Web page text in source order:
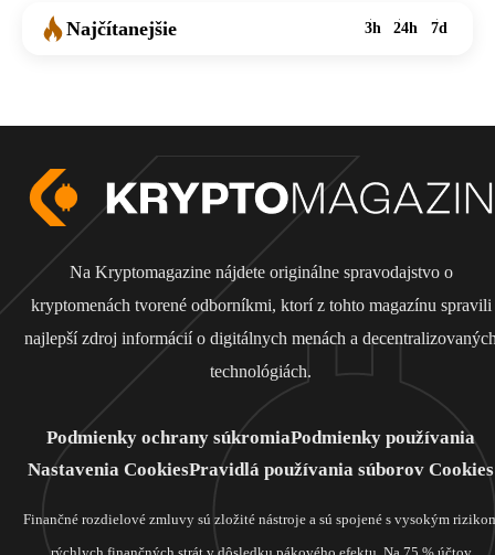
Najčítanejšie 3h 24h 7d
Na Kryptomagazine nájdete originálne spravodajstvo o
kryptomenách tvorené odborníkmi, ktorí z tohto magazínu spravili
najlepší zdroj informácií o digitálnych menách a
technológiách.
Podmienky ochrany súkromiaPodmienky používania
Nastavenia CookiesPravidlá používania súborov Cookies
Finančné rozdielové zmluvy sú zložité nástroje a sú spojené s vysokým